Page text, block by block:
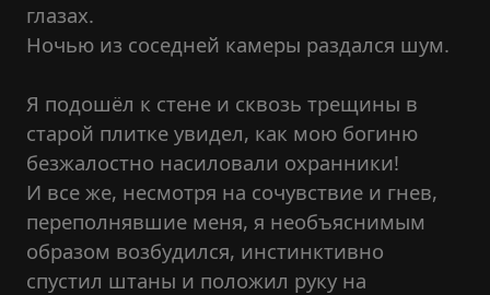
глазах.
Ночью из соседней камеры раздался шум.
Я подошёл к стене и сквозь трещины в
старой плитке увидел, как мою богиню
безжалостно насиловали охранники!
И все же, несмотря на сочувствие и гнев,
переполнявшие меня, я необъяснимым
образом возбудился, инстинктивно
спустил штаны и положил руку на